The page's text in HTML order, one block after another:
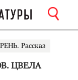
Рассказ
ЦВЕЛА